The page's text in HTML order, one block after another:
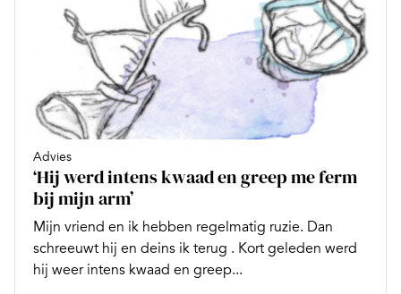
Advies
‘Hij werd intens kwaad en greep me ferm
bij mijn arm’
Mijn vriend en ik hebben regelmatig ruzie. Dan
schreeuwt hij en deins ik terug . Kort geleden werd
hij weer intens kwaad en greep...